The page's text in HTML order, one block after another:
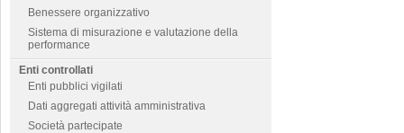
Benessere organizzativo
Sistema di misurazione e valutazione della
performance
Enti controllati
Enti pubblici vigilati
Dati aggregati attività amministrativa
Società partecipate